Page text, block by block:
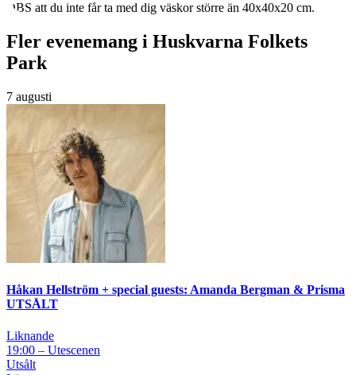
OBS att du inte får ta med dig väskor större än 40x40x20 cm.
Fler evenemang i Huskvarna Folkets
Park
7 augusti
Håkan Hellström + special guests: Amanda Bergman & Prisma
UTSÅLT
Liknande
19:00 – Utescenen
Utsålt